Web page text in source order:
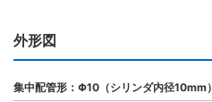
外形図
集中配管形：Φ10（シリンダ内径10mm）